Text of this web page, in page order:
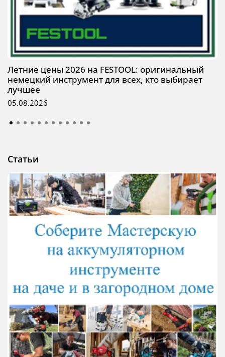
Летние цены 2026 на FESTOOL: оригинальный
немецкий инструмент для всех, кто выбирает
лучшее
05.08.2026
Статьи